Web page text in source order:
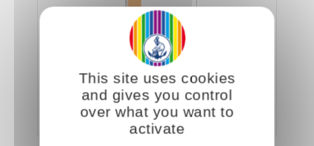
Le jour où nous aurons appris à manger
consciemment, nous saurons déchiffrer tout ce
que le Créateur nous dit à travers la nourriture.
5.00CHF Ajouter
This site uses cookies
and gives you control
over what you want to
activate